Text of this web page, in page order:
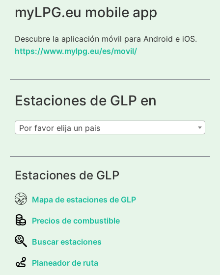
myLPG.eu mobile app
Descubre la aplicación móvil para Android e iOS.
https://www.mylpg.eu/es/movil/
Estaciones de GLP en
Por favor elija un pais
Estaciones de GLP
Mapa de estaciones de GLP
Precios de combustible
Buscar estaciones
Planeador de ruta